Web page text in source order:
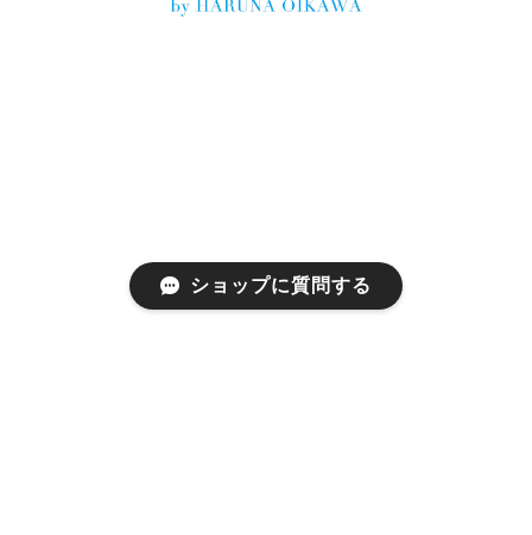
ショップに質問する